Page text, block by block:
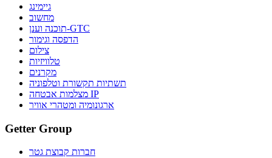
גיימינג
מחשוב
תוכנה וענן-GTC
הדפסה וגימור
צילום
טלוויזיות
מקרנים
תשתיות תקשורת וטלפוניה
מצלמות אבטחה IP
ארגונומיה ומטהרי אוויר
Getter Group
חברות קבוצת גטר